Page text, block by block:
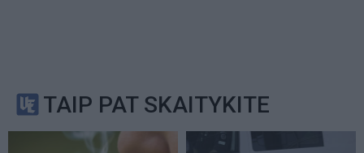
TAIP PAT SKAITYKITE